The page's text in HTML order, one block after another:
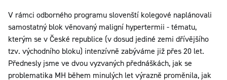
V rámci odborného programu slovenští kolegové naplánovali
samostatný blok věnovaný maligní hypertermii - tématu,
kterým se v České republice (v dosud jediné zemi dřívějšího
tzv. východního bloku) intenzívně zabýváme již přes 20 let.
Přednesly jsme ve dvou vyzvaných přednáškách, jak se
problematika MH během minulých let výrazně proměnila, jak